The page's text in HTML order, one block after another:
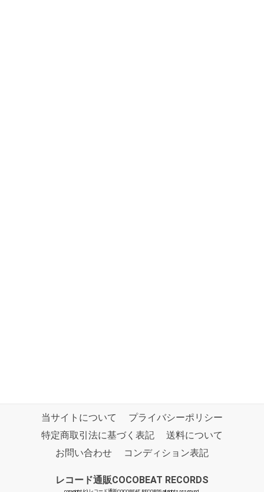
当サイトについて
プライバシーポリシー
特定商取引法に基づく表記
送料について
お問い合わせ
コンディション表記
レコード通販COCOBEAT RECORDS